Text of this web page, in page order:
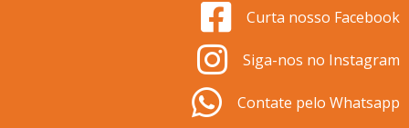
Curta nosso Facebook
Siga-nos no Instagram
Contate pelo Whatsapp